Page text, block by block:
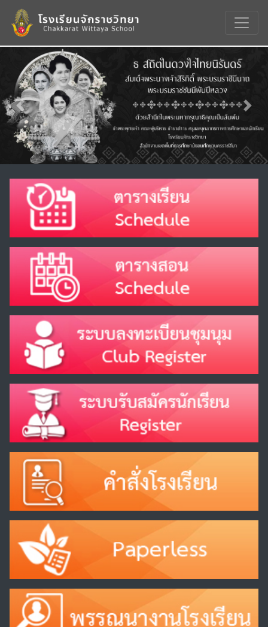
Previous Next